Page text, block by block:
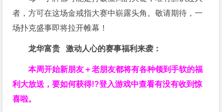
者，方可在这场金戒指大赛中崭露头角。敬请期待，一
场扑克盛事即将拉开帷幕！
龙华富贵 激动人心的赛事福利来袭：
本周开始新朋友＋老朋友都将有各种领到手软的福
利大放送，要如何获得!?登入游戏中查看有没有收到惊
喜啦。